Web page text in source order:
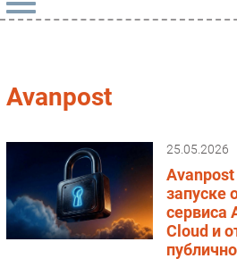
Импорто­замещение
Автоматизация
Интернет
Мобильная связь
Фиксированная связь
Интеграция
Рынок ПК
Avanpost
25.05.2026
запуске
сервиса
Cloud и